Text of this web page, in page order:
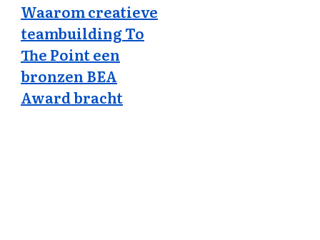
Waarom creatieve
teambuilding To
The Point een
bronzen BEA
Award bracht